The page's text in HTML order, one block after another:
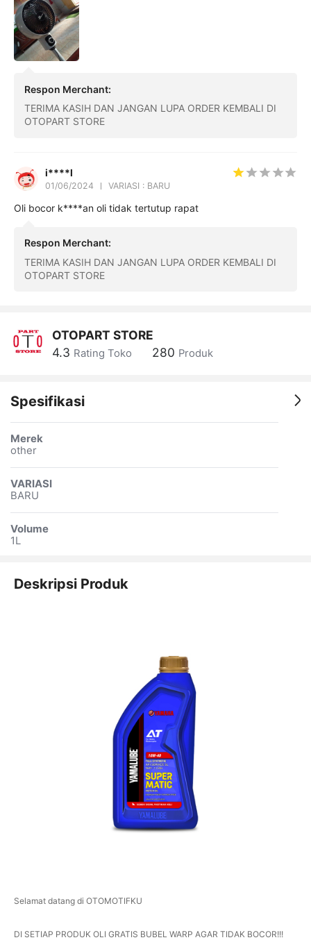
Respon Merchant:
TERIMA KASIH DAN JANGAN LUPA ORDER KEMBALI DI
OTOPART STORE
i****l
01/06/2024 VARIASI : BARU
Oli bocor k****an oli tidak tertutup rapat
Respon Merchant:
TERIMA KASIH DAN JANGAN LUPA ORDER KEMBALI DI
OTOPART STORE
OTOPART STORE
4.3 Rating Toko 280 Produk
Spesifikasi
Merek
other
VARIASI
BARU
Volume
1L
Deskripsi Produk
Selamat datang di OTOMOTIFKU
DI SETIAP PRODUK OLI GRATIS BUBEL WARP AGAR TIDAK BOCOR!!!